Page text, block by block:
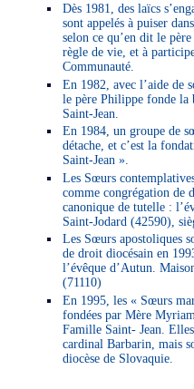
Dès 1981, des laïcs
sont appelés à puiser
selon ce qu’en dit le
règle de vie, et à
Communauté.
En 1982, avec l’aide de
le père Philippe fonde la
Saint-Jean.
En 1984, un groupe de
détache, et c’est la
Saint-Jean ».
Les Sœurs
comme congrégation de
canonique de tutelle :
Saint-Jodard (42590),
Les Sœurs apostoliques
de droit diocésain en
l’évêque d’Autun.
(71110)
En 1995, les « Sœurs
fondées par Mère
Famille Saint- Jean.
cardinal Barbarin, mais
diocèse de Slovaquie.